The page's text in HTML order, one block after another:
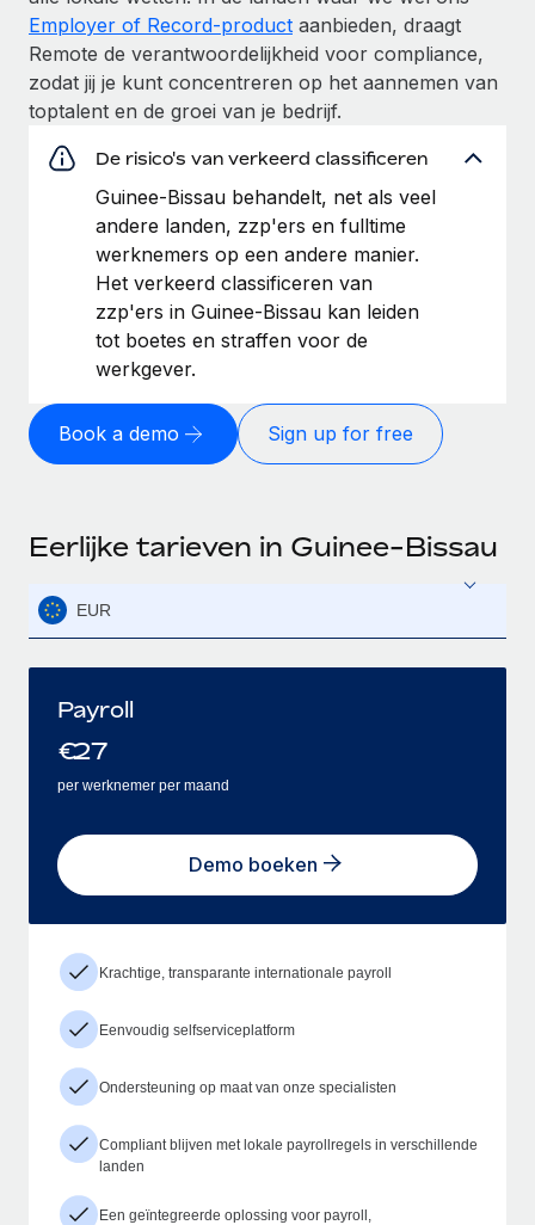
Employer of Record-product aanbieden, draagt
Remote de verantwoordelijkheid voor compliance,
zodat jij je kunt concentreren op het aannemen van
toptalent en de groei van je bedrijf.
De risico's van verkeerd classificeren
Guinee-Bissau behandelt, net als veel
andere landen, zzp'ers en fulltime
werknemers op een andere manier.
Het verkeerd classificeren van
zzp'ers in Guinee-Bissau kan leiden
tot boetes en straffen voor de
werkgever.
Book a demo Sign up for free
Eerlijke tarieven in Guinee-Bissau
EUR
Payroll
€27
per werknemer per maand
Demo boeken
Krachtige, transparante internationale payroll
Eenvoudig selfserviceplatform
Ondersteuning op maat van onze specialisten
Compliant blijven met lokale payrollregels in verschillende
landen
Een geïntegreerde oplossing voor payroll,